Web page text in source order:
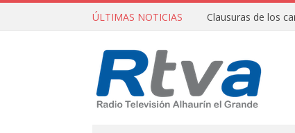
ÚLTIMAS NOTICIAS